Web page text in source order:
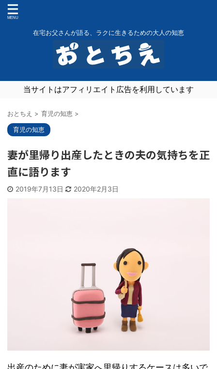
在宅お父さんが語る、ラクに生きるための大人の知恵
当サイトはアフィリエイト広告を利用しています
おとちえ > 育児の知恵 >
育児の知恵
妻が里帰り出産したときの夫の気持ちを正
直に語ります
2019年7月13日 2020年2月3日